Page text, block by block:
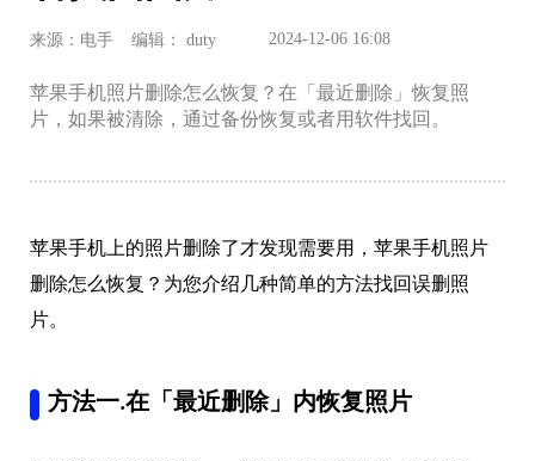
来源：电手 编辑： duty 2024-12-06 16:08
苹果手机照片删除怎么恢复？在「最近删除」恢复照
片，如果被清除，通过备份恢复或者用软件找回。
苹果手机上的照片删除了才发现需要用，苹果手机照片
删除怎么恢复？为您介绍几种简单的方法找回误删照
片。
方法一.在「最近删除」内恢复照片